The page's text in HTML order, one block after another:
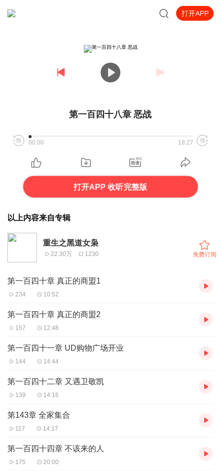
打开APP
第一百四十八章 恶战
00:00 18:27
打开APP 收听完整版
以上内容来自专辑
重生之黑道女枭
22.30万 1230 免费订阅
第一百四十章 真正的商盟1
234 10:52
第一百四十章 真正的商盟2
157 12:48
第一百四十一章 UD购物广场开业
144 14:44
第一百四十二章 又遇卫敬凯
139 14:16
第143章 全家集合
117 14:17
第一百四十四章 不该来的人
175 20:00